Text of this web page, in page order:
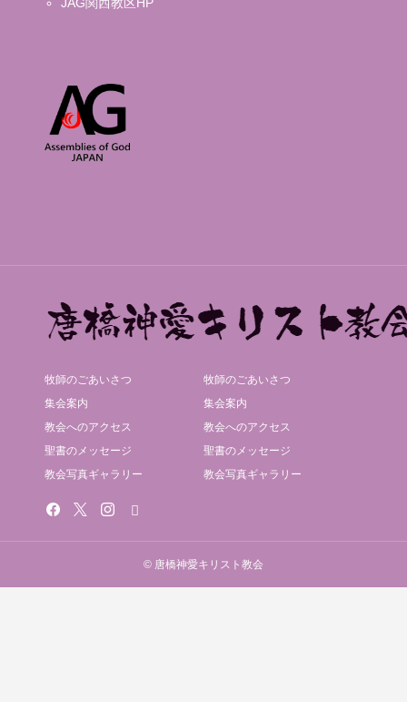
牧師のごあいさつ
集会案内
教会へのアクセス
聖書のメッセージ
教会写真ギャラリー
牧師のごあいさつ
集会案内
教会へのアクセス
聖書のメッセージ
教会写真ギャラリー
© 唐橋神愛キリスト教会